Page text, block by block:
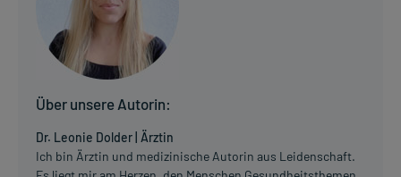
Über unsere Autorin:
Dr. Leonie Dolder | Ärztin
Ich bin Ärztin und medizinische Autorin aus Leidenschaft.